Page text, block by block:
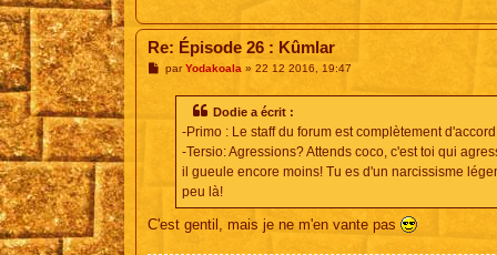
Re: Épisode 26 : Kûmlar
Mpar Yodakoala» 22 12 2016, 19:47
Dodie a écrit :
-Primo : Le staff du forum est complètement
-Tersio: Agressions? Attends coco, c'est toi qui
il gueule encore moins! Tu es d'un narcissisme
peu là!
C'est gentil, mais je ne m'en vante pas